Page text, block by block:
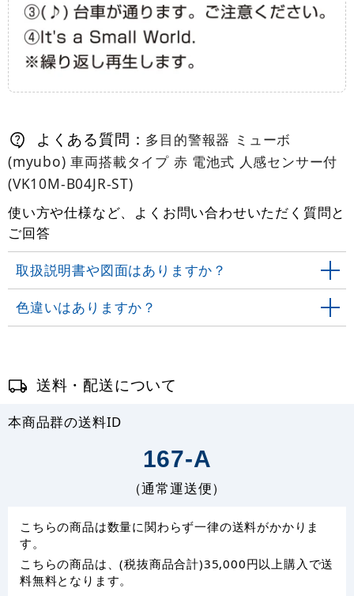
よくある質問： 多目的警報器 ミューボ
(myubo) 車両搭載タイプ 赤 電池式 人感センサー付
(VK10M-B04JR-ST)
使い方や仕様など、よくお問い合わせいただく質問と
ご回答
取扱説明書や図面はありますか？
色違いはありますか？
送料・配送について
本商品群の送料ID
167-A
（通常運送便）
こちらの商品は数量に関わらず一律の送料がかかりま
す。
こちらの商品は、(税抜商品合計)35,000円以上購入で送
料無料となります。